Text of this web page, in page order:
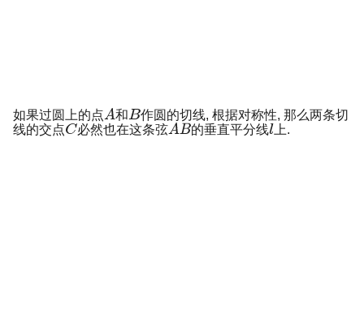
如果过圆上的点 和
作圆的切线, 根据对称性, 那么两条切
线的交点
必然也在这条弦 的垂直平分线 上.